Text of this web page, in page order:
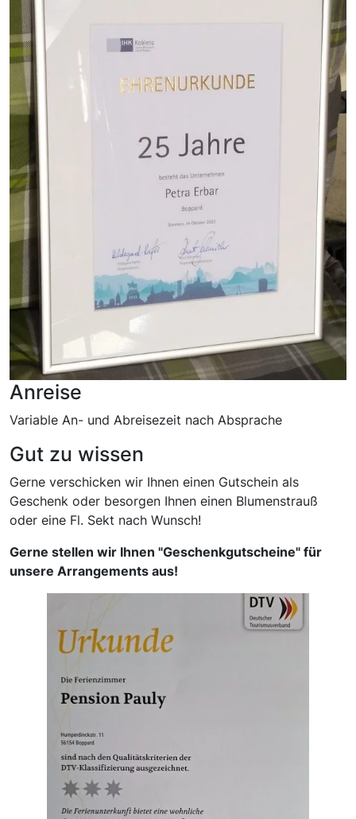
Anreise
Variable An- und Abreisezeit nach Absprache
Gut zu wissen
Gerne verschicken wir Ihnen einen Gutschein als
Geschenk oder besorgen Ihnen einen Blumenstrauß
oder eine Fl. Sekt nach Wunsch!
Gerne stellen wir Ihnen "Geschenkgutscheine" für
unsere Arrangements aus!